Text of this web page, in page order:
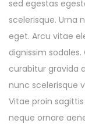
sed egestas
scelerisque. Urna
eget. Arcu vitae
dignissim
curabitur gravida
nunc scelerisque
Vitae proin
neque ornare